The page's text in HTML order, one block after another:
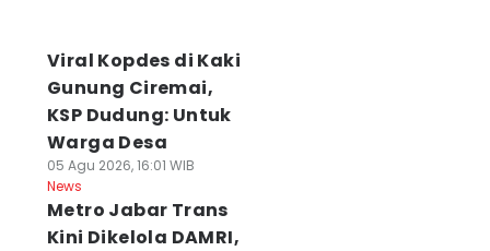
Viral Kopdes di Kaki
Gunung Ciremai,
KSP Dudung: Untuk
Warga Desa
05 Agu 2026, 16:01 WIB
News
Metro Jabar Trans
Kini Dikelola DAMRI,